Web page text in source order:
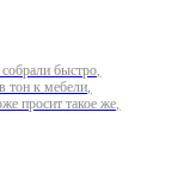
быстро,
тон к мебели,
просит такое же,